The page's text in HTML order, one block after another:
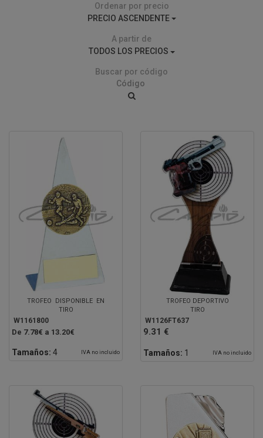
Ordenar por precio
PRECIO ASCENDENTE
A partir de
TODOS LOS PRECIOS
Buscar por código
TROFEO DISPONIBLE EN
TIRO
W1161800
De 7.78€ a 13.20€
Tamaños: 4 IVA no incluido
TROFEO DEPORTIVO
TIRO
W1126FT637
9.31 €
Tamaños: 1 IVA no incluido